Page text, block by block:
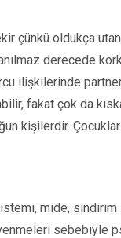
çünkü oldukça
derecede
ilişkilerinde
fakat çok da
kişilerdir.
mide,
sebebiyle